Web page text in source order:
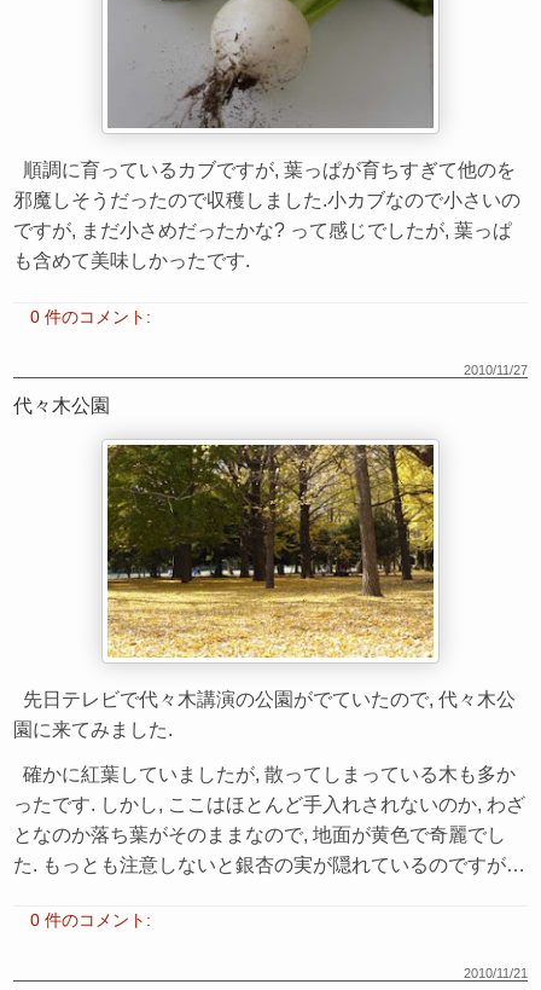
順調に育っているカブですが, 葉っぱが育ちすぎて他のを
邪魔しそうだったので収穫しました.小カブなので小さいの
ですが, まだ小さめだったかな? って感じでしたが, 葉っぱ
も含めて美味しかったです.
0 件のコメント:
2010/11/27
代々木公園
先日テレビで代々木講演の公園がでていたので, 代々木公
園に来てみました.
確かに紅葉していましたが, 散ってしまっている木も多か
ったです. しかし, ここはほとんど手入れされないのか, わざ
となのか落ち葉がそのままなので, 地面が黄色で奇麗でし
た. もっとも注意しないと銀杏の実が隠れているのですが…
0 件のコメント:
2010/11/21